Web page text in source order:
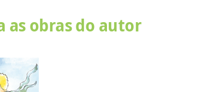
as obras do autor